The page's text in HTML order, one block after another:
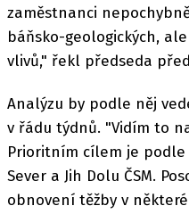
zaměstnanci
báňsko-geologických,
vlivů," řekl předseda
Analýzu by podle něj
v řádu týdnů. "Vidím to
Prioritním cílem je
Sever a Jih Dolu ČSM.
obnovení těžby v